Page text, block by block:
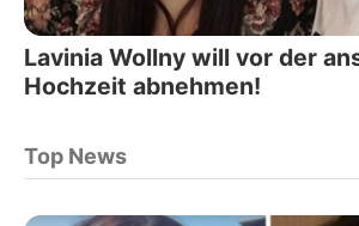
Lavinia Wollny will vor der
Hochzeit abnehmen!
Top News